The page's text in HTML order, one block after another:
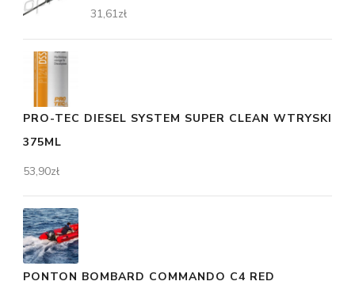
31,61zł
PRO-TEC DIESEL SYSTEM SUPER CLEAN WTRYSKI
375ML
53,90zł
PONTON BOMBARD COMMANDO C4 RED